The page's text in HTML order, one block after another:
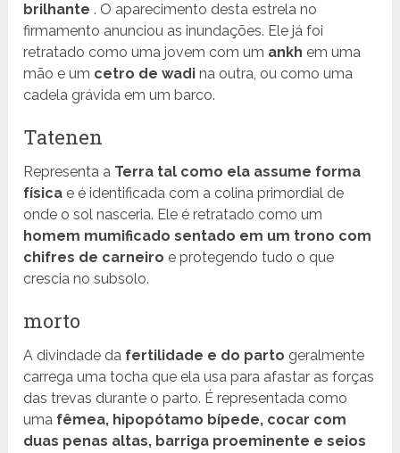
brilhante . O aparecimento desta estrela no
firmamento anunciou as inundações. Ele já foi
retratado como uma jovem com um ankh em uma
mão e um cetro de wadi na outra, ou como uma
cadela grávida em um barco.
Tatenen
Representa a Terra tal como ela assume forma
física e é identificada com a colina primordial de
onde o sol nasceria. Ele é retratado como um
homem mumificado sentado em um trono com
chifres de carneiro e protegendo tudo o que
crescia no subsolo.
morto
A divindade da fertilidade e do parto geralmente
carrega uma tocha que ela usa para afastar as forças
das trevas durante o parto. É representada como
uma fêmea, hipopótamo bípede, cocar com
duas penas altas, barriga proeminente e seios